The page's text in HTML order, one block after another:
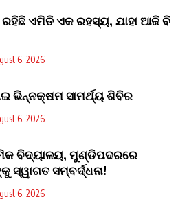
ଏମିତି ଏକ ରହସ୍ୟ, ଯାହା ଆଜି ବି
6, 2026
ଭିନ୍ନକ୍ଷମ ସାମର୍ଥ୍ୟ ଶିବିର
6, 2026
ବିଦ୍ୟାଳୟ, ମୁଣ୍ଡିପଦରରେ
ସ୍ୱାଗତ ସମ୍ବର୍ଦ୍ଧନା!
6, 2026